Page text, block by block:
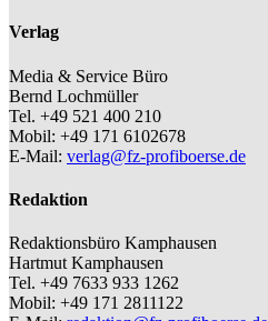
Verlag
Media & Service Büro
Bernd Lochmüller
Tel. +49 521 400 210
Mobil: +49 171 6102678
E-Mail: verlag@fz-profiboerse.de
Redaktion
Redaktionsbüro Kamphausen
Hartmut Kamphausen
Tel. +49 7633 933 1262
Mobil: +49 171 2811122